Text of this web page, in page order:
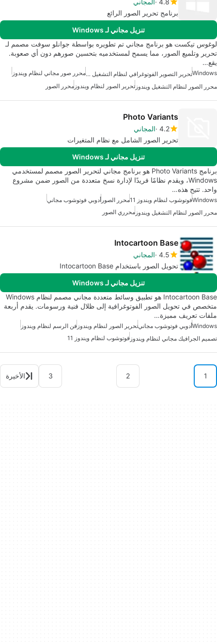
4.8
المجاني
برنامج تحرير الصور الرائع
تنزيل مجاني لـ Windows
لوغوس تيكست هو برنامج مجاني تم تطويره بواسطة جوانلو سوفت مصمم لـ
تحرير وتلميع الصور، مما يسمح لمستخدميه بتحسين صورهم دون أي صعوبة.
يقع…
Windows تحرير التصوير الفوتوغرافي لنظام التشغيل ويندوزمحرر صور مجاني لنظام ويندوز
محرر الصور لنظام التشغيل ويندوز تحرير الصور لنظام ويندوز محرر الصور
Photo Variants
4.2 المجاني
تحرير الصور الشامل مع نظام المتغيرات
تنزيل مجاني لـ Windows
برنامج Photo Variants هو برنامج مجاني لتحرير الصور مصمم لمستخدمي
Windows، ويقدم نظامًا فريدًا لإدارة نسخ متعددة من الصور ضمن مشروع
واحد. تتيح هذه…
Windowsفوتوشوب لنظام ويندوز 11 محرر الصور أدوبي فوتوشوب مجاني
محرر الصور لنظام التشغيل ويندوز محرري الصور
Intocartoon Base
4.5 المجاني
تحويل الصور باستخدام Intocartoon Base
تنزيل مجاني لـ Windows
Intocartoon Base هو تطبيق وسائط متعددة مجاني مصمم لنظام Windows
متخصص في تحويل الصور الفوتوغرافية إلى ظلال فنية ورسومات. يقدم أربعة
ملفات تعريف مميزة…
Windowsأدوبي فوتوشوب مجانيتحرير الصور لنظام ويندوز فن الرسم لنظام ويندوز
تصميم الجرافيك مجاني لنظام ويندوز فوتوشوب لنظام ويندوز 11
1
2
3 الأخيرة